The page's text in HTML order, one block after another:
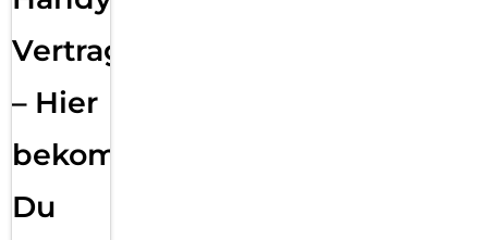
Vertragsabwicklung
– Hier
bekommst
Du